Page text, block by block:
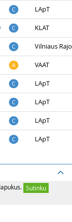
Sutinku
C LApT
C KLAT
C Vilniaus
A VAAT
C LApT
C LApT
C LApT
C LApT